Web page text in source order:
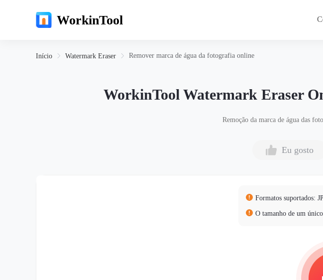
WorkinTool
Início Watermark Eraser Remover marca de água da fotografia online
WorkinTool Watermark Eraser
Remoção da marca de água das
Eu gosto
Formatos suportados:
O tamanho de um